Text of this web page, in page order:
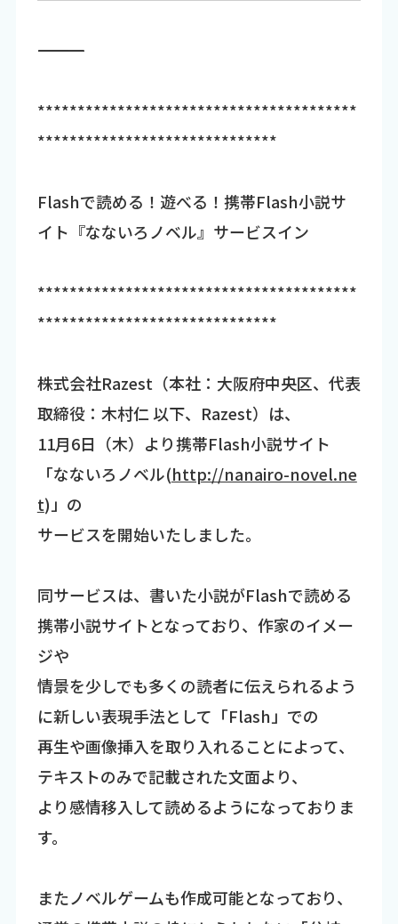
―――――――――――――――――――――――――――――――――――
****************************************
******************************
Flashで読める！遊べる！携帯Flash小説サ
イト『なないろノベル』サービスイン
****************************************
******************************
株式会社Razest（本社：大阪府中央区、代表
取締役：木村仁 以下、Razest）は、
11月6日（木）より携帯Flash小説サイト
「なないろノベル(http://nanairo-novel.ne
t)」の
サービスを開始いたしました。
同サービスは、書いた小説がFlashで読める
携帯小説サイトとなっており、作家のイメー
ジや
情景を少しでも多くの読者に伝えられるよう
に新しい表現手法として「Flash」での
再生や画像挿入を取り入れることによって、
テキストのみで記載された文面より、
より感情移入して読めるようになっておりま
す。
またノベルゲームも作成可能となっており、